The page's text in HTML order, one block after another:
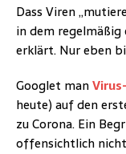
Dass Viren
in dem regelmäßig
erklärt. Nur eben
Googlet man
heute) auf den
zu Corona. Ein
offensichtlich